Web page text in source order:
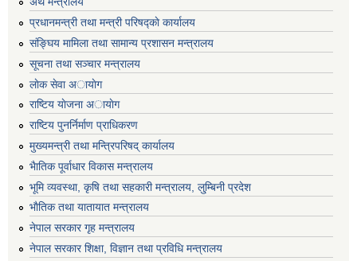
प्रधानमन्त्री तथा मन्त्री परिषद्काे कार्यालय
संङ्घिय मामिला तथा सामान्य प्रशासन मन्त्रालय
सूचना तथा सञ्चार मन्त्रालय
लाेक सेवा अायाेग
राष्टिय याेजना अायाेग
राष्टिय पुनर्निर्माण प्राधिकरण
मुख्यमन्त्री तथा मन्त्रिपरिषद् कार्यालय
भैातिक पूर्वाधार विकास मन्त्रालय
भूमि व्यवस्था, कृषि तथा सहकारी मन्त्रालय, लु्म्बिनी प्रदेश
भाैतिक तथा यातायात मन्त्रालय
नेपाल सरकार गृह मन्त्रालय
नेपाल सरकार शिक्षा, विज्ञान तथा प्रविधि मन्त्रालय